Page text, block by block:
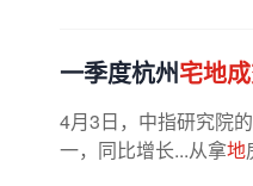
一季度杭州宅地
4月3日，中指研究院
一，同比增长...从拿地